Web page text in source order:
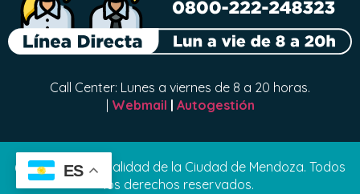
Call Center: Lunes a viernes de 8 a 20 horas.
| Webmail | Autogestión
(C) 2024 Municipalidad de la Ciudad de Mendoza. Todos
los derechos reservados.
ES